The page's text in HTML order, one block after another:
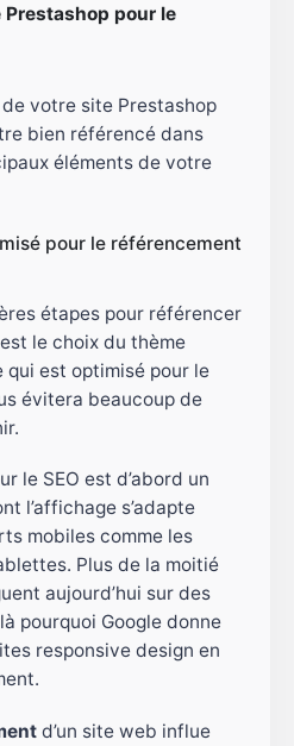
pour le
votre site Prestashop
bien référencé dans
éléments de votre
pour le référencement
étapes pour référencer
le choix du thème
qui est optimisé pour le
évitera beaucoup de
le SEO est d’abord un
l’affichage s’adapte
mobiles comme les
Plus de la moitié
aujourd’hui sur des
pourquoi Google donne
responsive design en
d’un site web influe